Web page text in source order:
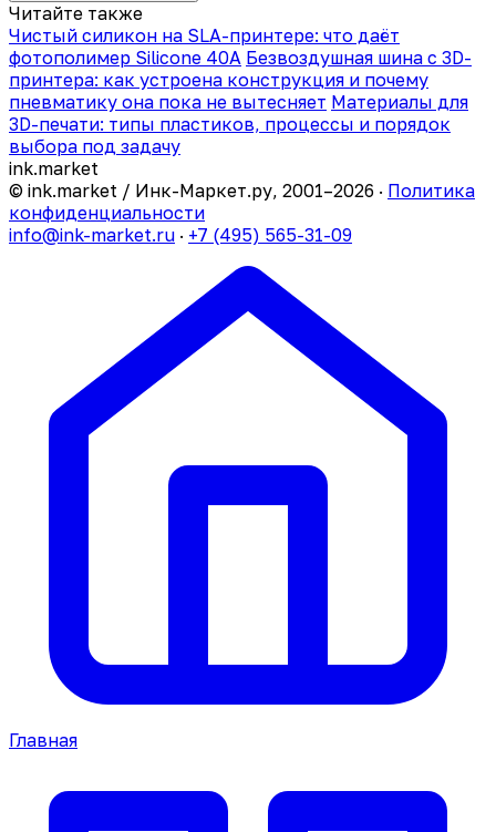
Читайте также
Чистый силикон на SLA-принтере: что даёт
фотополимер Silicone 40A Безвоздушная шина с 3D-
принтера: как устроена конструкция и почему
пневматику она пока не вытесняет Материалы для
3D-печати: типы пластиков, процессы и порядок
выбора под задачу
ink.market
© ink.market / Инк-Маркет.ру, 2001–2026 · Политика
конфиденциальности
info@ink-market.ru · +7 (495) 565-31-09
Главная